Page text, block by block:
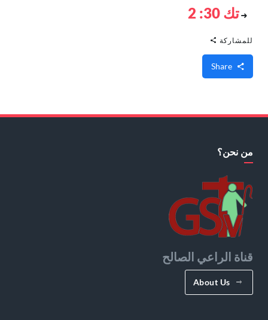
تك 30: 2
للمشاركة
من نحن؟
قناة الراعي الصالح
About Us